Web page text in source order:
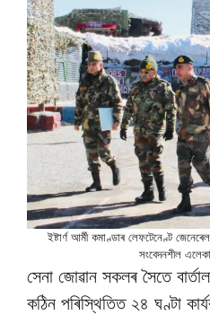
ইষ্টাৰ্ণ আৰ্মী কমাণ্ডাৰ লেফটেনেণ্ট
সংবেদনশীল
সেনা জোৱান সকলৰ সৈতে
কঠিন পৰিস্থিতিত ২৪ ঘণ্টা